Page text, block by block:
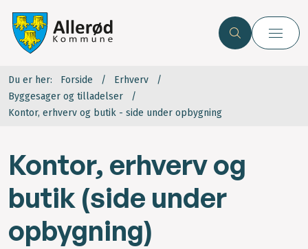
Du er her: Forside
Erhverv
Byggesager og tilladelser
Kontor, erhverv og butik - side under opbygning
Kontor, erhverv og
butik (side under
opbygning)